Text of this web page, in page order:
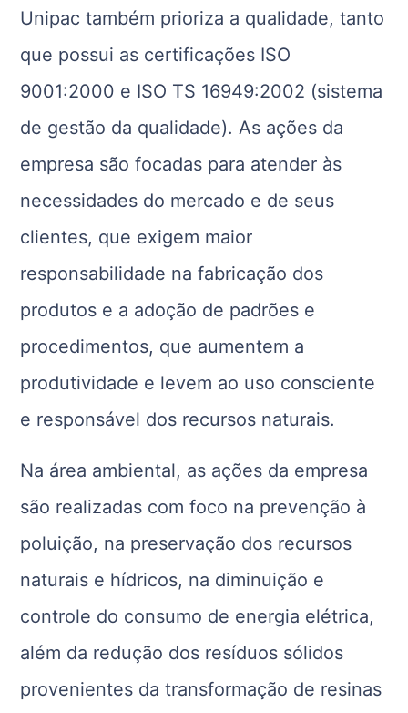
Unipac também prioriza a qualidade, tanto
que possui as certificações ISO
9001:2000 e ISO TS 16949:2002 (sistema
de gestão da qualidade). As ações da
empresa são focadas para atender às
necessidades do mercado e de seus
clientes, que exigem maior
responsabilidade na fabricação dos
produtos e a adoção de padrões e
procedimentos, que aumentem a
produtividade e levem ao uso consciente
e responsável dos recursos naturais.
Na área ambiental, as ações da empresa
são realizadas com foco na prevenção à
poluição, na preservação dos recursos
naturais e hídricos, na diminuição e
controle do consumo de energia elétrica,
além da redução dos resíduos sólidos
provenientes da transformação de resinas